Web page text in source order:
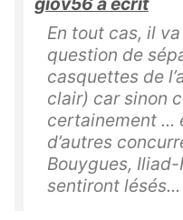
En tout cas, il
question de
casquettes de
clair) car sinon
certainement ...
d’autres
Bouygues,
sentiront lésés...